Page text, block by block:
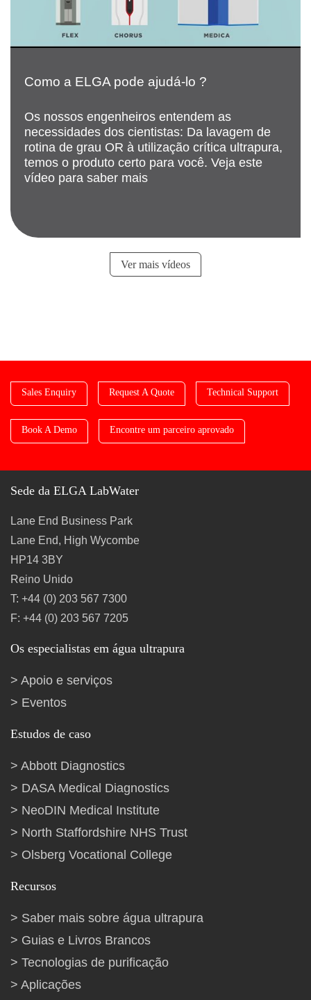
Como a ELGA pode ajudá-lo ?
Os nossos engenheiros entendem as
necessidades dos cientistas: Da lavagem de
rotina de grau OR à utilização crítica ultrapura,
temos o produto certo para você. Veja este
vídeo para saber mais
Ver mais vídeos
Sales Enquiry Request A Quote Technical Support
Book A Demo Encontre um parceiro aprovado
Sede da ELGA LabWater
Lane End Business Park
Lane End, High Wycombe
HP14 3BY
Reino Unido
T: +44 (0) 203 567 7300
F: +44 (0) 203 567 7205
Os especialistas em água ultrapura
Apoio e serviços
Eventos
Estudos de caso
Abbott Diagnostics
DASA Medical Diagnostics
NeoDIN Medical Institute
North Staffordshire NHS Trust
Olsberg Vocational College
Recursos
Saber mais sobre água ultrapura
Guias e Livros Brancos
Tecnologias de purificação
Aplicações